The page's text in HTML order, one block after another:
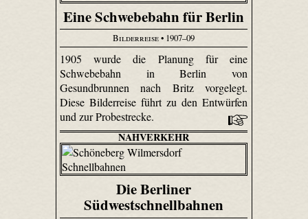
Eine Schwebebahn für Berlin
Bilderreise• 1907–09
1905 wurde die Planung für eine
Schwebebahn in Berlin von
Gesundbrunnen nach Britz vorgelegt.
Diese Bilderreise führt zu den Entwürfen
und zur Probestrecke.
NAHVERKEHR
Die Berliner
Südwestschnellbahnen